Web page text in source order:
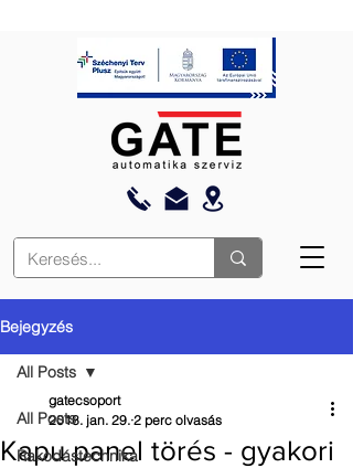
Bejegyzés
All Posts
Rakodástechnika
All Posts
Kapu panel törés - gyakori
gatecsoport
2018. jan. 29. 2 perc olvasás